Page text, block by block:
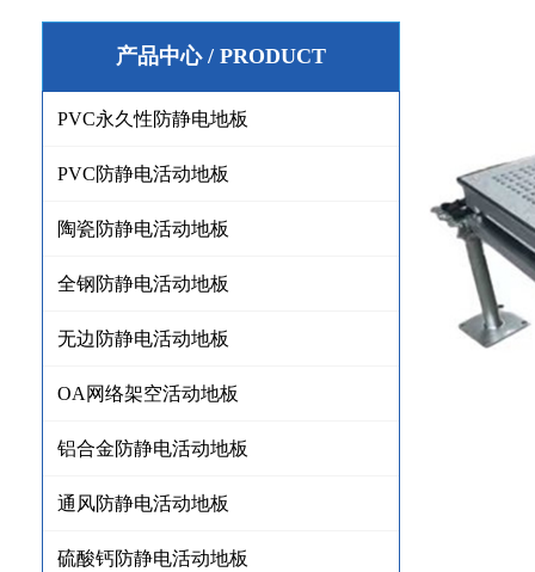
产品中心 / PRODUCT
PVC永久性防静电地板
PVC防静电活动地板
陶瓷防静电活动地板
全钢防静电活动地板
无边防静电活动地板
OA网络架空活动地板
铝合金防静电活动地板
通风防静电活动地板
硫酸钙防静电活动地板